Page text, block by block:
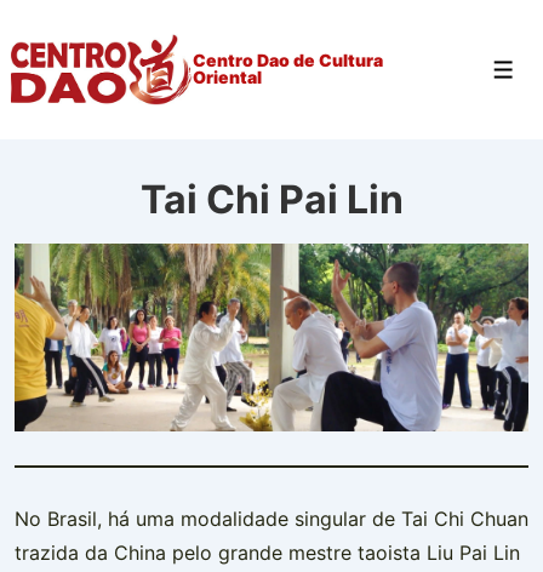
para
Centro Dao de Cultura
Oriental
Tai Chi Pai Lin
No Brasil, há uma modalidade singular de Tai Chi Chuan
trazida da China pelo grande mestre taoista Liu Pai Lin